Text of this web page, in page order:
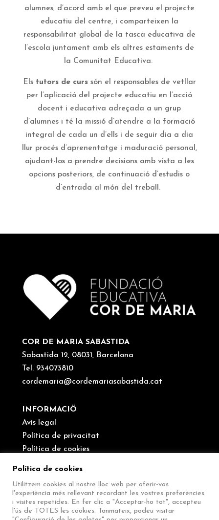
alumnes, d’acord amb el que preveu el projecte
educatiu del centre, i comparteixen la
responsabilitat global de la tasca educativa de
l’escola juntament amb els altres estaments de
la Comunitat Educativa.
Els tutors de curssón el responsables de vetllar
per l’aplicació del projecte educatiu en l’acció
docent i educativa adreçada a un grup
d’alumnes i té la missió d’atendre a la formació
integral de cada un d’ells i de seguir dia a dia
llur procés d’aprenentatge i maduració personal,
ajudant-los a prendre decisions amb vista a les
opcions posteriors, de continuació d’estudis o
d’entrada al món del treball.
COR DE MARIA SABASTIDA
Sabastida 12, 08031, Barcelona
Tel. 934073810
cordemaria@cordemariasabastida.cat
INFORMACIÖ
Avís legal
Política de privacitat
Política de cookies
SEGUEIX-NOS
Política de cookies
Utilitzem cookies al nostre lloc web per oferir-vos
l'experiència més rellevant recordant les vostres preferències
i visites repetides. En fer clic a "Acceptar-ho tot", accepteu
l'ús de TOTES les cookies. Tanmateix, podeu visitar